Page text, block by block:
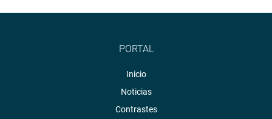
PORTAL
Inicio
Noticias
Contrastes